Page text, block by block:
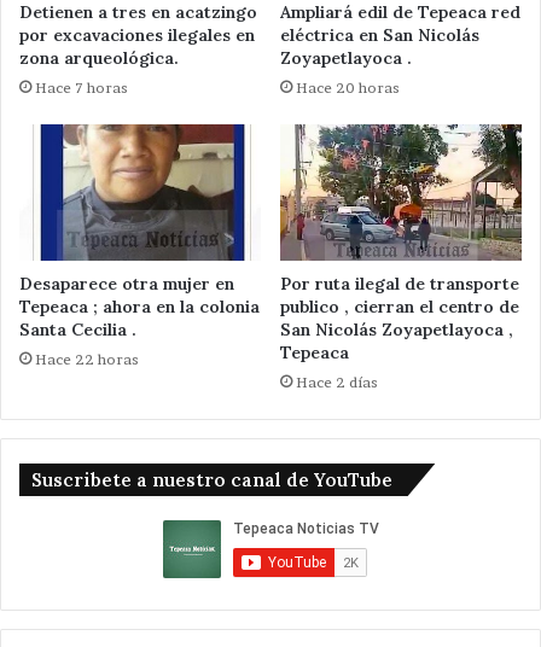
Detienen a tres en acatzingo
por excavaciones ilegales en
zona arqueológica.
Hace 7 horas
Ampliará edil de Tepeaca red
eléctrica en San Nicolás
Zoyapetlayoca .
Hace 20 horas
Desaparece otra mujer en
Tepeaca ; ahora en la colonia
Santa Cecilia .
Hace 22 horas
Por ruta ilegal de transporte
publico , cierran el centro de
San Nicolás Zoyapetlayoca ,
Tepeaca
Hace 2 días
Suscribete a nuestro canal de YouTube